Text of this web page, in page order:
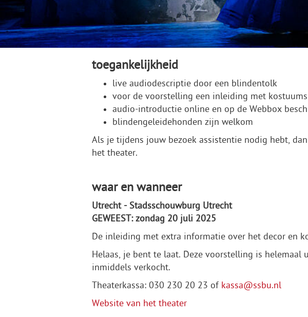
toegankelijkheid
live audiodescriptie door een blindentolk
voor de voorstelling een inleiding met
audio-introductie online en op de Webbox
blindengeleidehonden zijn welkom
Als je tijdens jouw bezoek assistentie nodig hebt,
het theater.
waar en wanneer
Utrecht - Stadsschouwburg Utrecht
GEWEEST: zondag 20 juli 2025
De inleiding met extra informatie over het decor en
Helaas, je bent te laat. Deze voorstelling is
inmiddels verkocht.
Theaterkassa: 030 230 20 23 of kassa@ssbu.nl
Website van het theater